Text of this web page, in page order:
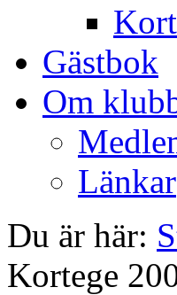
Gästbok
Om
Länkar
Du är här:
Kortege